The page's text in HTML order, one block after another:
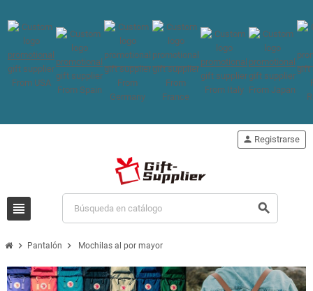
view_headline search
person Registrarse
chevron_right Pantalón chevron_right Mochilas al por mayor